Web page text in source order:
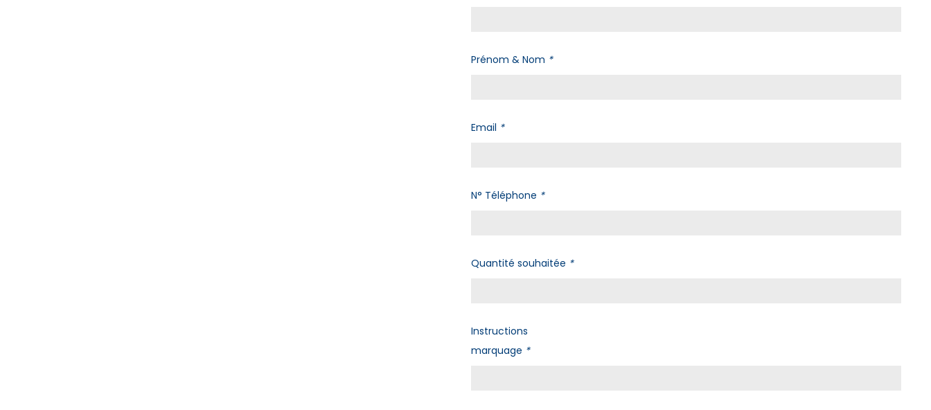
Prénom & Nom *
Email *
N° Téléphone *
Quantité souhaitée *
Instructions
marquage *